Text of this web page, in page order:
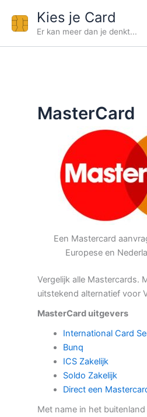
naar
inhoud
Kies je Card
Er kan meer dan je denkt...
MasterCard
Een Mastercard
Europese en
Vergelijk alle Mastercards.
uitstekend alternatief voor
MasterCard uitgevers
International Card
Bunq
ICS Zakelijk
Soldo Zakelijk
Direct een
Met name in het